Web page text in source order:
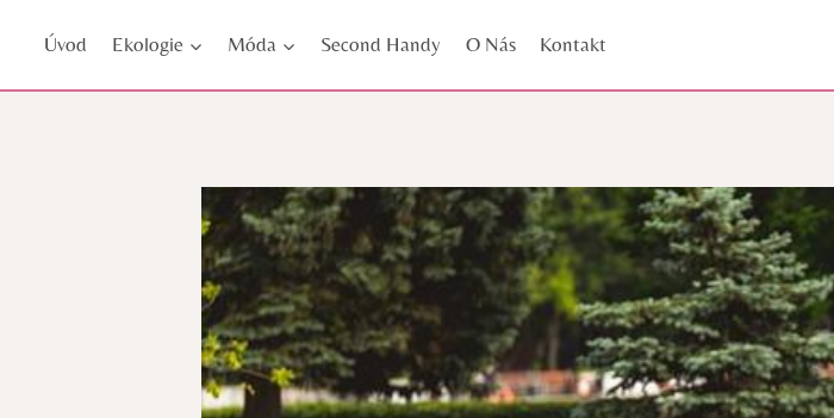
Úvod Ekologie Móda Second Handy O Nás Kontakt